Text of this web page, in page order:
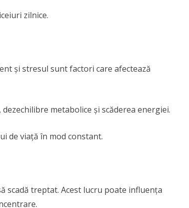
zilnice.
și stresul sunt factori care afectează
metabolice și scăderea energiei.
de viață în mod constant.
scadă treptat. Acest lucru poate influența